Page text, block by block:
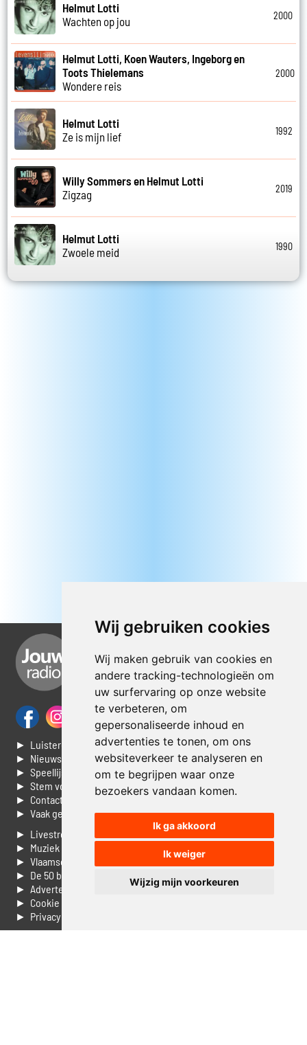
Wij gebruiken cookies
Wij maken gebruik van cookies en
andere tracking-technologieën om
uw surfervaring op onze website
te verbeteren, om
gepersonaliseerde inhoud en
advertenties te tonen, om ons
websiteverkeer te analyseren en
om te begrijpen waar onze
bezoekers vandaan komen.
Ik ga akkoord
Ik weiger
Wijzig mijn voorkeuren
Helmut Lotti
Wachten op jou
2000
Helmut Lotti, Koen Wauters, Ingeborg en
Toots Thielemans
Wondere reis
2000
Helmut Lotti
Ze is mijn lief
1992
Willy Sommers en Helmut Lotti
Zigzag
2019
Helmut Lotti
Zwoele meid
1990
► Luisteren naar Jouwradio
► Nieuws
► Speellijst
► Stem voor de Dag top 3
► Contacteer ons
► Vaak gestelde vragen
► Livestream informatie
► Muziek opzoeken
► Vlaamse 100 Aller tijden
► De 50 beste van...
► Adverteren op Jouwradio
► Cookie voorkeuren wijzigen
► Privacyinformatie